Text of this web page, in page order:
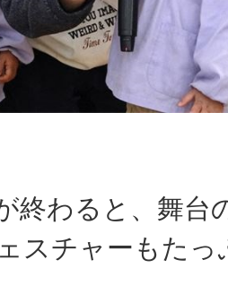
終わると、舞台
スチャーもたっ